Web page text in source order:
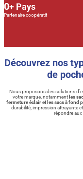
0+ Pays
Partenaire coopératif
Découvrez nos
de
Nous proposons des solutions
votre marque, notammentles
fermeture éclair et les sacs à fond
durabilité, impression attrayante
répondre aux